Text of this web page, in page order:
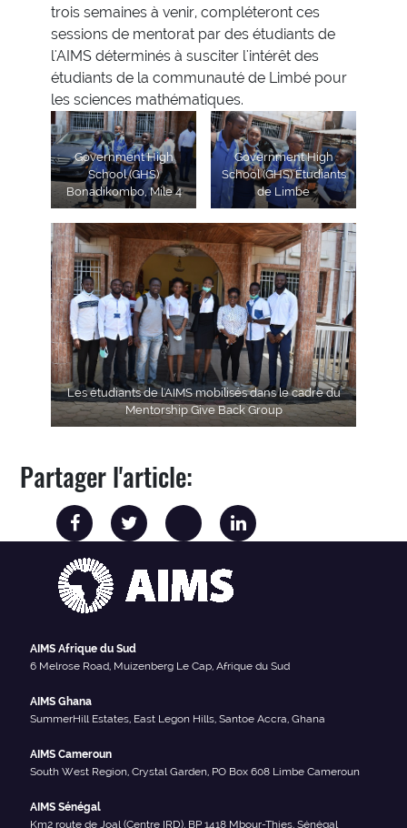
trois semaines à venir, compléteront ces
sessions de mentorat par des étudiants de
l'AIMS déterminés à susciter l'intérêt des
étudiants de la communauté de Limbé pour
les sciences mathématiques.
Government High
School (GHS)
Bonadikombo, Mile 4
Government High
School (GHS) Étudiants
de Limbe
Les étudiants de l'AIMS mobilisés dans le cadre du
Mentorship Give Back Group
Partager l'article:
AIMS Afrique du Sud
6 Melrose Road, Muizenberg Le Cap, Afrique du Sud
AIMS Ghana
SummerHill Estates, East Legon Hills, Santoe Accra, Ghana
AIMS Cameroun
South West Region, Crystal Garden, PO Box 608 Limbe Cameroun
AIMS Sénégal
Km2 route de Joal (Centre IRD), BP 1418 Mbour-Thies, Sénégal